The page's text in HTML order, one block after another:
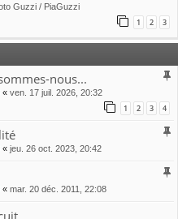
Guzzi / PiaGuzzi
1 2 3
nous...
« ven. 17 juil. 2026, 20:32
1 2 3 4
« jeu. 26 oct. 2023, 20:42
« mar. 20 déc. 2011, 22:08